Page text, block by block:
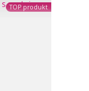
TOP produkt